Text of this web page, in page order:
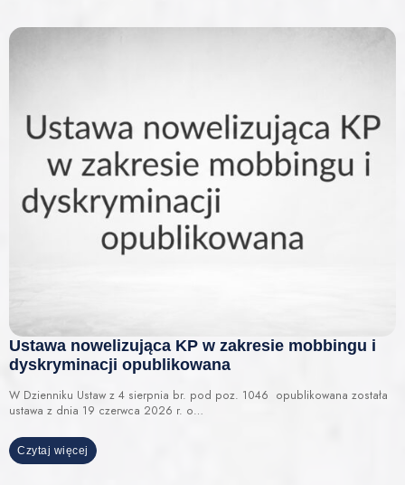
Ustawa nowelizująca KP w zakresie mobbingu i
dyskryminacji opublikowana
W Dzienniku Ustaw z 4 sierpnia br. pod poz. 1046 opublikowana została
ustawa z dnia 19 czerwca 2026 r. o…
Czytaj więcej